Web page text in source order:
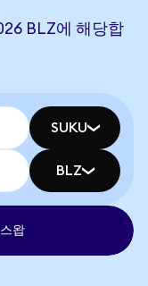
BLZ에 해당합
SUKU
BLZ
왑